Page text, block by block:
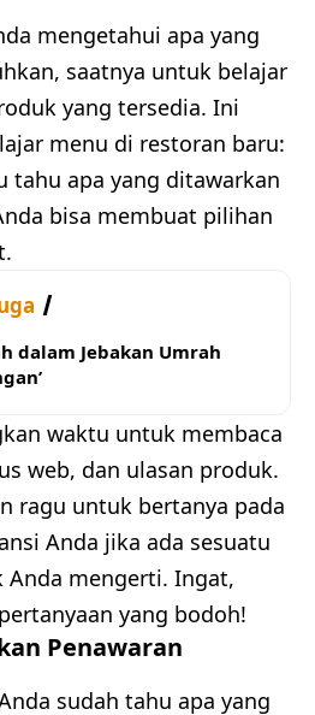
mengetahui apa yang
saatnya untuk belajar
yang tersedia. Ini
menu di restoran baru:
tahu apa yang ditawarkan
bisa membuat pilihan
dalam Jebakan Umrah
waktu untuk membaca
web, dan ulasan produk.
ragu untuk bertanya pada
Anda jika ada sesuatu
Anda mengerti. Ingat,
yang bodoh!
Penawaran
sudah tahu apa yang